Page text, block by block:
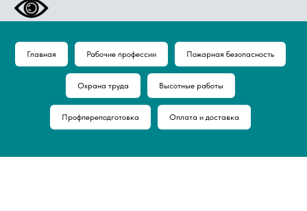
Главная Рабочие профессии Пожарная безопасность
Охрана труда Высотные работы
Профпереподготовка Оплата и доставка